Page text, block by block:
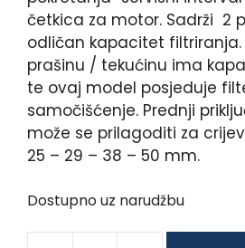
četkica za motor. Sadrži 2
odličan kapacitet filtriranja.
prašinu / tekućinu ima
te ovaj model posjeduje
samočišćenje. Prednji
može se prilagoditi za
25 – 29 – 38 – 50 mm.
Dostupno uz narudžbu